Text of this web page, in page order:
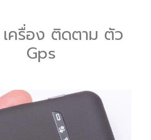
เครื่อง ติดตาม ตัว
Gps